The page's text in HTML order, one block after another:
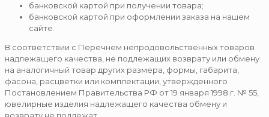
банковской картой при получении товара;
банковской картой при оформлении заказа на нашем
сайте.
В соответствии с Перечнем непродовольственных товаров
надлежащего качества, не подлежащих возврату или обмену
на аналогичный товар других размера, формы, габарита,
фасона, расцветки или комплектации, утвержденного
Постановлением Правительства РФ от 19 января 1998 г. № 55,
ювелирные изделия надлежащего качества обмену и